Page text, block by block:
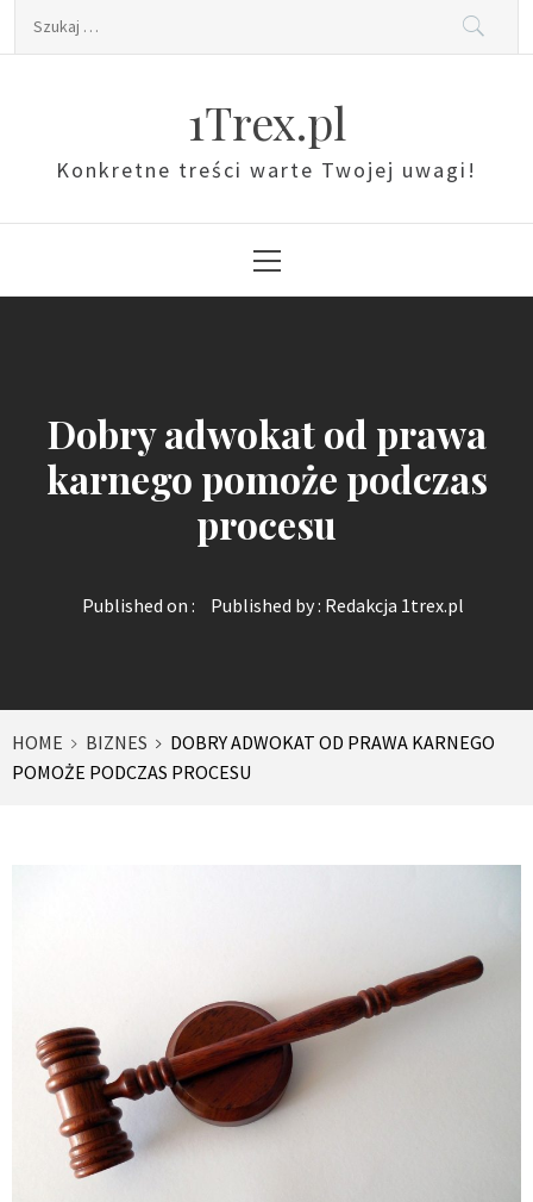
Szukaj:
1Trex.pl
Konkretne treści warte Twojej uwagi!
Menu
Dobry adwokat od prawa
karnego pomoże podczas
procesu
Published on : Published by : Redakcja 1trex.pl
HOME BIZNES
DOBRY ADWOKAT OD PRAWA KARNEGO
POMOŻE PODCZAS PROCESU